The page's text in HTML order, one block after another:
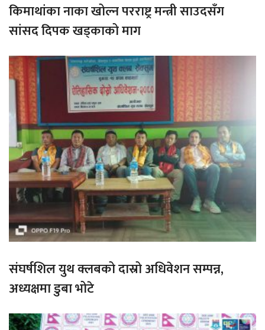
किमाथांका नाका खोल्न परराष्ट्र मन्त्री साउदसँग
सांसद दिपक खड्काको माग
संघर्षशिल युथ क्लबको दास्रो अधिवेशन सम्पन्न,
अध्यक्षमा डुबा भोटे